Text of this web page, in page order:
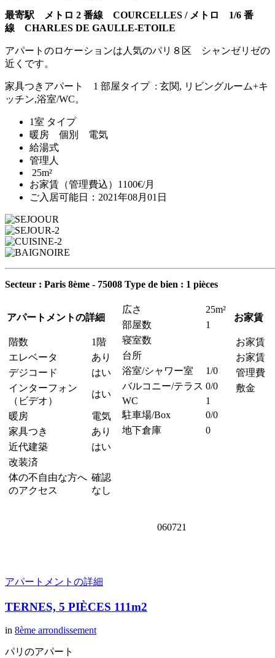
最寄駅 メトロ 2 番線 COURCELLES / メトロ 1/6 番
線 CHARLES DE GAULLE-ETOILE
アパートのロケーションは人気のパリ８区 シャンゼリゼの
近くです。
家具つきアパート 1 部屋タイプ : 玄関, リビングルーム+キ
ッチン,浴室/WC。
1室 タイプ
暖房 個別 電気
給湯式
管理人
25m²
お家賃（管理費込）1100€/月
ご入居可能日：2021年08月01日
Secteur : Paris 8ème - 75008 Type de bien : 1 pièces
アパートメントの詳細
階数
1階
エレベータ
あり
デジコード
はい
インターフォン
（ビデオ）
はい
暖房
電気
家具つき
あり
近代建築
はい
改装済
体の不自由な方へ
のアクセス
確認
なし
広さ
25m²
部屋数
1
寝室数
台所
浴室/シャワー室
1/0
バルコニー/テラス 0/0
WC
1
駐車場/Box
0/0
地下倉庫
0
お家賃
お家賃
お家賃
管理費
敷金
060721
アパートメントの詳細
TERNES, 5 PIÈCES 111m2
in 8ème arrondissement
パリのアパート